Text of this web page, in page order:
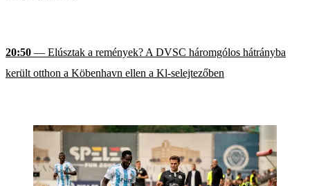
20:50 — Elúsztak a remények? A DVSC háromgólos hátrányba
került otthon a Köbenhavn ellen a Kl-selejtezőben